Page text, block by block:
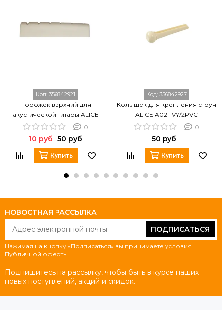
Код: 356842921
Порожек верхний для
акустической гитары ALICE
A026
0
10 руб 50 руб
Купить
Код: 356842927
Колышек для крепления струн
ALICE A021 IVY/2PVC
0
50 руб
Купить
НОВОСТНАЯ РАССЫЛКА
ПОДПИСАТЬСЯ
Нажимая на кнопку «Подписаться» вы принимаете условия
Публичной оферты
Подпишитесь на рассылку, чтобы быть в курсе наших
новых поступлений, акций и скидок.